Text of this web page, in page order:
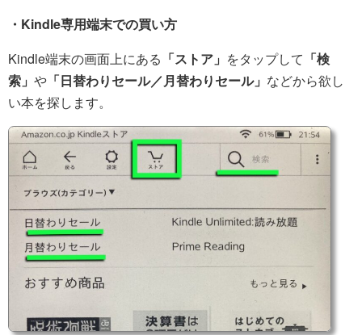
・Kindle専用端末での買い方
Kindle端末の画面上にある 「ストア」 をタップして 「検
索」 や 「日替わりセール／月替わりセール」 などから欲し
い本を探します。